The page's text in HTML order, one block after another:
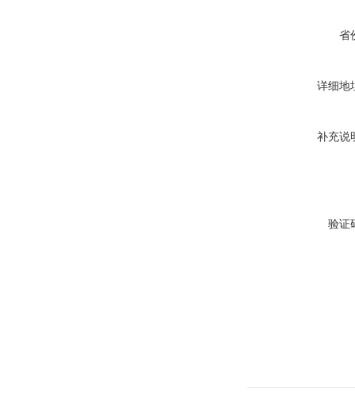
省
详细地
补充说
验证